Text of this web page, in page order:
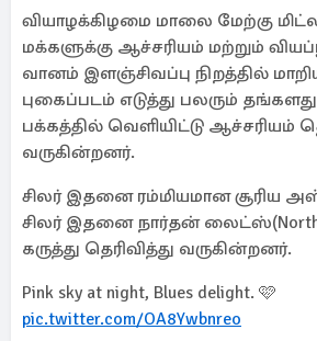
வியாழக்கிழமை மாலை மேற்கு
மக்களுக்கு ஆச்சரியம் மற்றும்
வானம் இளஞ்சிவப்பு நிறத்தில்
புகைப்படம் எடுத்து பலரும்
பக்கத்தில் வெளியிட்டு ஆச்சரியம்
வருகின்றனர்.
சிலர் இதனை ரம்மியமான சூரிய
சிலர் இதனை நார்தன்
கருத்து தெரிவித்து வருகின்றனர்.
Pink sky at night, Blues delight. 🩷
pic.twitter.com/OA8Ywbnreo